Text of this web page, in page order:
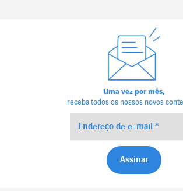
Uma vez por mês,
receba todos os nossos novos